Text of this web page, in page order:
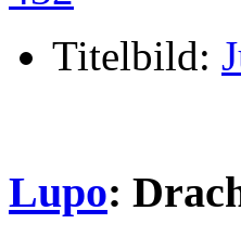
Titelbild:
Lupo: